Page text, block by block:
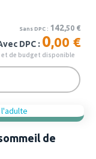
Sans DPC : 142,50 €
DPC : 0,00 €
de